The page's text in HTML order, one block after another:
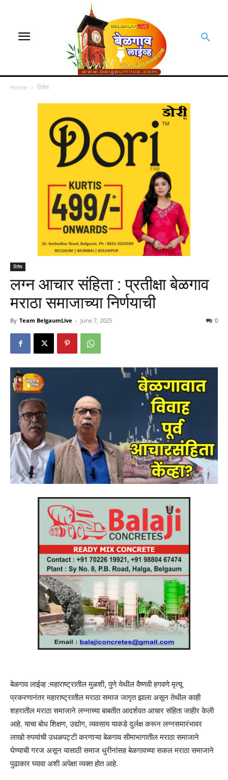
Home विशेष
विशेष
लग्न आचार संहिता : प्रतीक्षा बेळगाव
मराठा समाजाच्या निर्णयाची
By Team BelgaumLive - June 7, 2025 0
बेळगाव लाईव्ह :महाराष्ट्रातील मुळशी, पुणे येथील वैष्णवी हगवणे मृत्यू
प्रकरणानंतर महाराष्ट्रातील मराठा समाज जागृत झाला असून तेथील काही
शहरातील मराठा समाजाने लग्नाच्या बाबतीत आदर्शवत आचार संहिता जाहीर केली
आहे. याचा बोध शिक्षण, उद्योग, व्यवसाय याकडे दुर्लक्ष करून लग्नसमारंभावर
लाखो रुपयांची उधळपट्टी करणाऱ्या बेळगाव सीमाभागातील मराठा समाजाने
घेण्याची गरज असून यासाठी समाज धुरीनांसह बेळगावच्या सकल मराठा समाजाने
पुढाकार घ्यावा अशी अपेक्षा व्यक्त होत आहे.